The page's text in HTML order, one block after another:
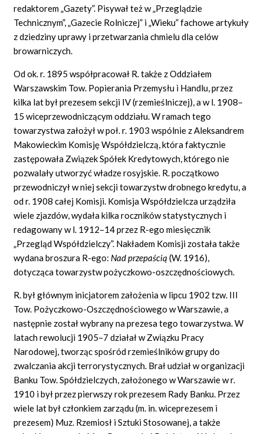
redaktorem „Gazety”. Pisywał też w „Przeglądzie
Technicznym”, „Gazecie Rolniczej” i „Wieku” fachowe artykuły
z dziedziny uprawy i przetwarzania chmielu dla celów
browarniczych.
Od ok. r. 1895 współpracował R. także z Oddziałem
Warszawskim Tow. Popierania Przemysłu i Handlu, przez
kilka lat był prezesem sekcji IV (rzemieślniczej), a w l. 1908–
15 wiceprzewodniczącym oddziału. W ramach tego
towarzystwa założył w poł. r. 1903 wspólnie z Aleksandrem
Makowieckim Komisję Współdzielczą, która faktycznie
zastępowała Związek Spółek Kredytowych, którego nie
pozwalały utworzyć władze rosyjskie. R. początkowo
przewodniczył w niej sekcji towarzystw drobnego kredytu, a
od r. 1908 całej Komisji. Komisja Współdzielcza urządziła
wiele zjazdów, wydała kilka roczników statystycznych i
redagowany w l. 1912–14 przez R-ego miesięcznik
„Przegląd Współdzielczy”. Nakładem Komisji została także
wydana broszura R-ego: Nad przepaścią(W. 1916),
dotycząca towarzystw pożyczkowo-oszczędnościowych.
R. był głównym inicjatorem założenia w lipcu 1902 tzw. III
Tow. Pożyczkowo-Oszczędnościowego w Warszawie, a
następnie został wybrany na prezesa tego towarzystwa. W
latach rewolucji 1905–7 działał w Związku Pracy
Narodowej, tworząc spośród rzemieślników grupy do
zwalczania akcji terrorystycznych. Brał udział w organizacji
Banku Tow. Spółdzielczych, założonego w Warszawie w r.
1910 i był przez pierwszy rok prezesem Rady Banku. Przez
wiele lat był członkiem zarządu(m. in. wiceprezesem i
prezesem) Muz. Rzemiosł i Sztuki Stosowanej, a także